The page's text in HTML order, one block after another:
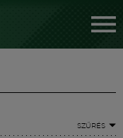
SZŰRÉS